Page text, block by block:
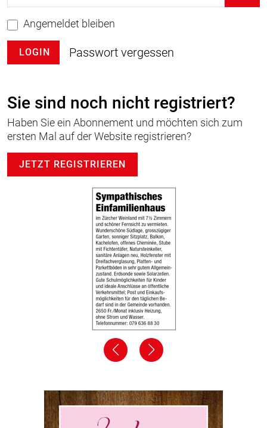
Angemeldet bleiben
LOGIN Passwort vergessen
Sie sind noch nicht registriert?
Haben Sie ein Abonnement und möchten sich zum
ersten Mal auf der Website registrieren?
JETZT REGISTRIEREN